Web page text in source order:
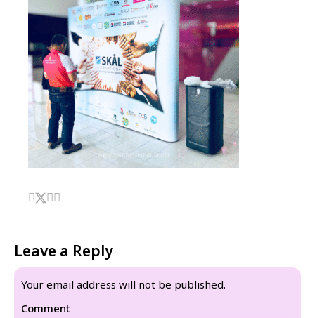
Leave a Reply
Your email address will not be published.
Comment